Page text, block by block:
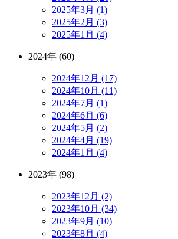
2025年3月 (1)
2025年2月 (3)
2025年1月 (4)
2024年 (60)
2024年12月 (17)
2024年10月 (11)
2024年7月 (1)
2024年6月 (6)
2024年5月 (2)
2024年4月 (19)
2024年1月 (4)
2023年 (98)
2023年12月 (2)
2023年10月 (34)
2023年9月 (10)
2023年8月 (4)